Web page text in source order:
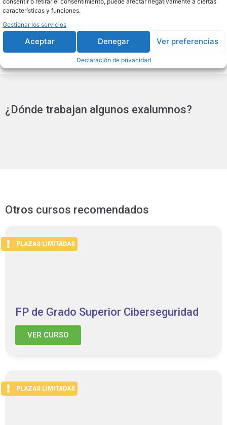
características y funciones.
Gestionar los servicios
Aceptar Denegar Ver preferencias
Declaración de privacidad
Empleado/a en parafarmacias, en medicina
¿Dónde trabajan algunos exalumnos?
Otros cursos recomendados
PLAZAS LIMITADAS
FP de Grado Superior Ciberseguridad
VER CURSO
PLAZAS LIMITADAS